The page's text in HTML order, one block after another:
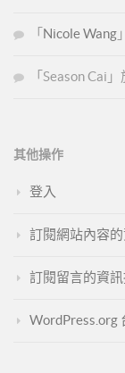
「 Nicole Wang
「 Season Cai
其他操作
登入
訂閱網站內容
訂閱留言的資
WordPress.org